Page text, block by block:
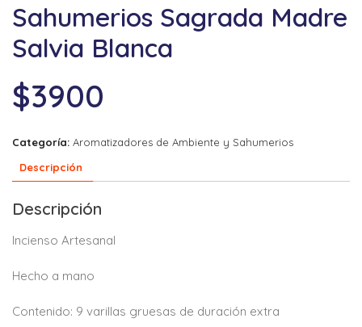
Sahumerios Sagrada Madre
Salvia Blanca
$3900
Categoría: Aromatizadores de Ambiente y Sahumerios
Descripción
Descripción
Incienso Artesanal
Hecho a mano
Contenido: 9 varillas gruesas de duración extra